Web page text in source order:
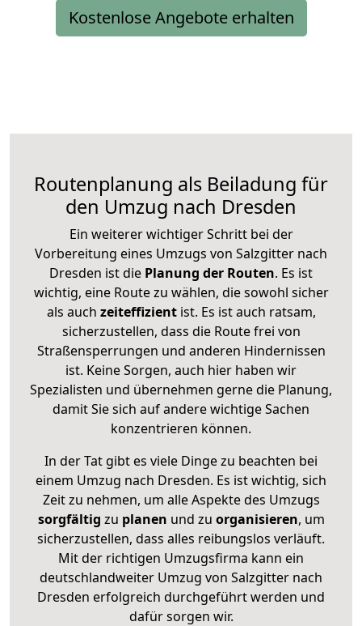
Kostenlose Angebote erhalten
Routenplanung als Beiladung für
den Umzug nach Dresden
Ein weiterer wichtiger Schritt bei der
Vorbereitung eines Umzugs von Salzgitter nach
Dresden ist die Planung der Routen. Es ist
wichtig, eine Route zu wählen, die sowohl sicher
als auch zeiteffizientist. Es ist auch ratsam,
sicherzustellen, dass die Route frei von
Straßensperrungen und anderen Hindernissen
ist. Keine Sorgen, auch hier haben wir
Spezialisten und übernehmen gerne die Planung,
damit Sie sich auf andere wichtige Sachen
konzentrieren können.
In der Tat gibt es viele Dinge zu beachten bei
einem Umzug nach Dresden. Es ist wichtig, sich
Zeit zu nehmen, um alle Aspekte des Umzugs
sorgfältig zu planen und zu organisieren, um
sicherzustellen, dass alles reibungslos verläuft.
Mit der richtigen Umzugsfirma kann ein
deutschlandweiter Umzug von Salzgitter nach
Dresden erfolgreich durchgeführt werden und
dafür sorgen wir.